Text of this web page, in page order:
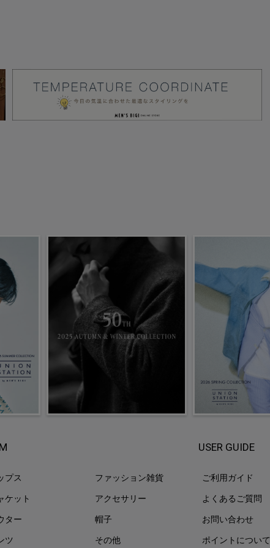
プス
ケット
ター
ツ
ファッション雑貨
アクセサリー
帽子
その他
USER GUIDE
ご利用ガイド
よくあるご質問
お問い合わせ
ポイントについて